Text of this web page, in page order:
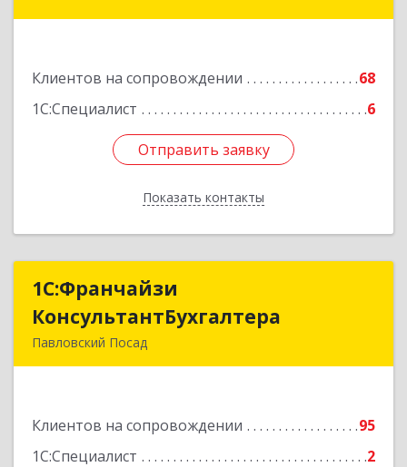
Клиентов на сопровождении
68
1С:Специалист
6
Отправить заявку
Показать контакты
Отправить заявку
Назад
1С:Франчайзи
КонсультантБухгалтера
Павловский Посад
Клиентов на сопровождении
95
1С:Специалист
2
КонсультантБухгалтера
Подробнее